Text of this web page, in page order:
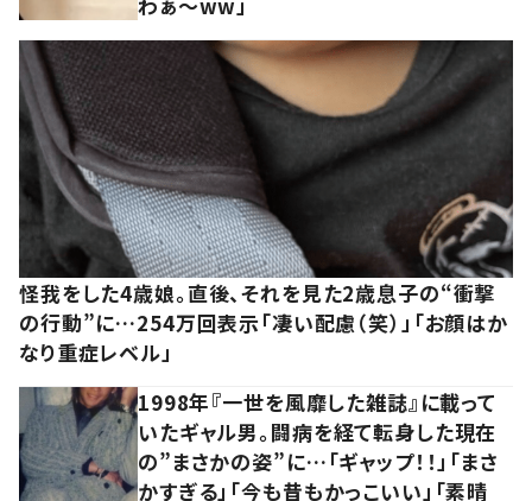
怪我をした4歳娘。直後、それを見た2歳息子の“衝撃
の行動”に…254万回表示「凄い配慮（笑）」「お顔はか
なり重症レベル」
1998年『一世を風靡した雑誌』に載って
いたギャル男。闘病を経て転身した現在
の”まさかの姿”に…「ギャップ！！」「まさ
かすぎる」「今も昔もかっこいい」「素晴